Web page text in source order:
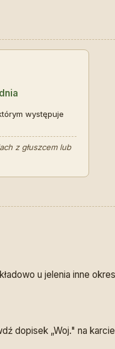
występuje
z głuszcem lub
u jelenia inne
dopisek „Woj." na